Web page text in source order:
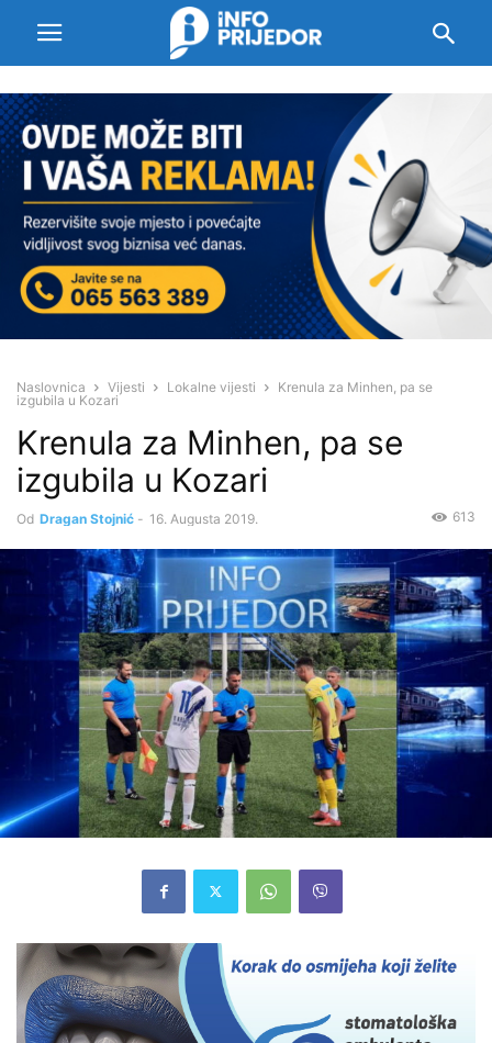
Naslovnica Vijesti Lokalne vijesti
Krenula za Minhen, pa se
izgubila u Kozari
Krenula za Minhen, pa se
izgubila u Kozari
Od Dragan Stojnić - 16. Augusta 2019. 613